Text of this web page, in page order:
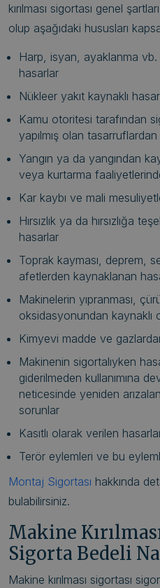
kırılması sigortası genel
olup aşağıdaki hususları
Harp, isyan, ayaklanma
hasarlar
Nükleer yakıt kaynaklı
Kamu otoritesi tarafından
yapılmış olan
Yangın ya da yangından
veya kurtarma
Kar kaybı ve mali
Hırsızlık ya da hırsızlığa
hasarlar
Toprak kayması, deprem,
afetlerden kaynaklanan
Makinelerin yıpranması,
oksidasyonundan kaynaklı
Kimyevi madde ve
Makinenin sigortalıyken
giderilmeden kullanımına
neticesinde yeniden
sorunlar
Kasıtlı olarak verilen
Terör eylemleri ve bu
Montaj Sigortası hakkında
bulabilirsiniz.
Makine
Sigorta Bedeli
Makine kırılması sigortası